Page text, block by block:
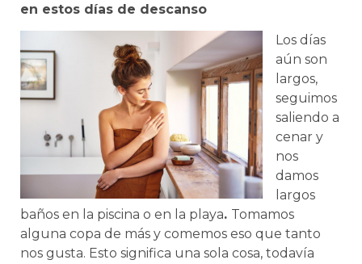
en estos días de descanso
Los días
aún son
largos,
seguimos
saliendo a
cenar y
nos
damos
largos
baños en la piscina o en la playa. Tomamos
alguna copa de más y comemos eso que tanto
nos gusta. Esto significa una sola cosa, todavía